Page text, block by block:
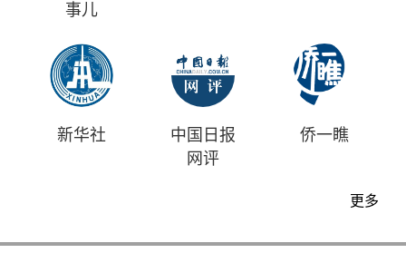
事儿
新华社
中国日报
网评
侨一瞧
更多